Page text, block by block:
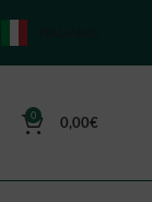
0 0,00€